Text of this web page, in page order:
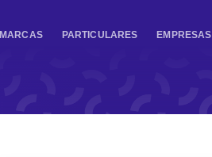
MARCAS PARTICULARES EMPRESAS